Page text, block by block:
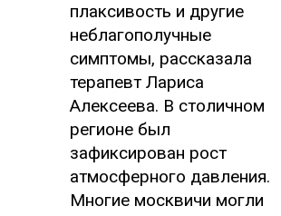
плаксивость и другие
неблагополучные
симптомы, рассказала
терапевт Лариса
Алексеева. В столичном
регионе был
зафиксирован рост
атмосферного давления.
Многие москвичи могли